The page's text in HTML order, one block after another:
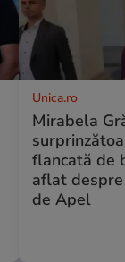
Unica.ro
Mirabela
flancată de
aflat
de Apel